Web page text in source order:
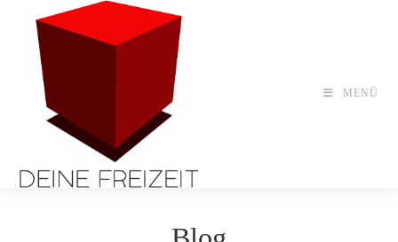
springen
MENÜ